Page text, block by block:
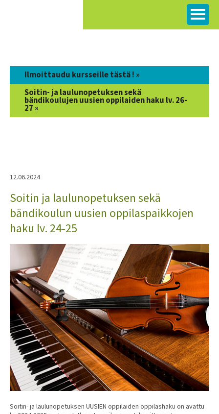
Ilmoittaudu kursseille tästä ! »
Soitin- ja laulunopetuksen sekä
bändikoulujen uusien oppilaiden haku lv. 26-
27 »
12.06.2024
Soitin ja laulunopetuksen sekä
bändikoulun uusien oppilaspaikkojen
haku lv. 24-25
Soitin- ja laulunopetuksen UUSIEN oppilaiden oppilashaku on avattu